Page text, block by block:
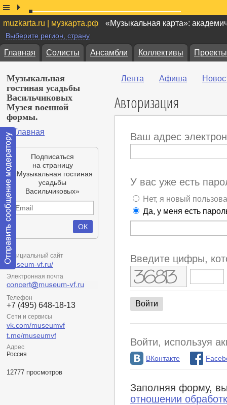
muzkarta.ru | музкарта.рф «Музыкальная карта»:
Выберите регион, страну
Главная Солисты Ансамбли Коллективы Проекты
Музыкальная
гостиная усадьбы
Васильчиковых
Музея военной
формы.
Главная
Подписаться
на страницу
«Музыкальная гостиная
усадьбы
Васильчиковых»
Официальный сайт
museum-vf.ru/
Электронная почта
Телефон
+7 (495) 648-18-13
Сети и сервисы
vk.com/museumvf
t.me/museumvf
Адрес
Россия
12777 просмотров
Лента Афиша
Авторизация
Ваш адрес
У вас уже есть
Нет, я новый
Да, у меня есть
Введите цифры,
Войти, используя
ВКонтакте
Заполняя форму,
отношении
Отправить
сообщение
модератору